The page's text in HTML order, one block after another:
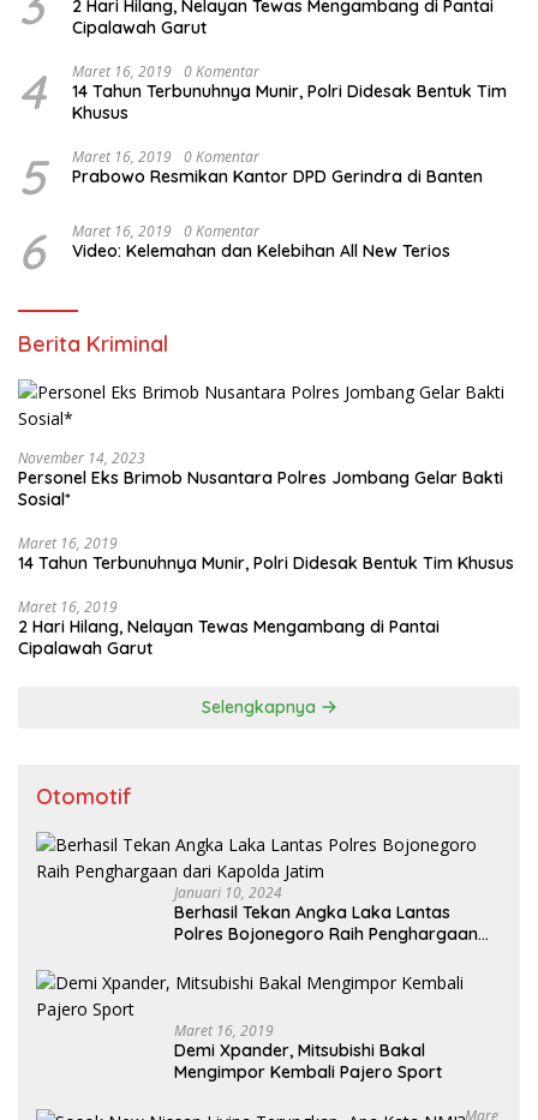
2 Hari Hilang, Nelayan Tewas Mengambang di Pantai
Cipalawah Garut
4 Maret 16, 2019 0 Komentar
14 Tahun Terbunuhnya Munir, Polri Didesak Bentuk Tim
Khusus
5 Maret 16, 2019 0 Komentar
Prabowo Resmikan Kantor DPD Gerindra di Banten
6 Maret 16, 2019 0 Komentar
Video: Kelemahan dan Kelebihan All New Terios
Berita Kriminal
November 14, 2023
Personel Eks Brimob Nusantara Polres Jombang Gelar Bakti
Sosial*
Maret 16, 2019
14 Tahun Terbunuhnya Munir, Polri Didesak Bentuk Tim Khusus
Maret 16, 2019
2 Hari Hilang, Nelayan Tewas Mengambang di Pantai
Cipalawah Garut
Selengkapnya
Otomotif
Januari 10, 2024
Berhasil Tekan Angka Laka Lantas
Polres Bojonegoro Raih Penghargaan
Maret 16, 2019
Demi Xpander, Mitsubishi Bakal
Mengimpor Kembali Pajero Sport
Mare